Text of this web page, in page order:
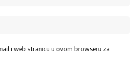
i web stranicu u ovom browseru za